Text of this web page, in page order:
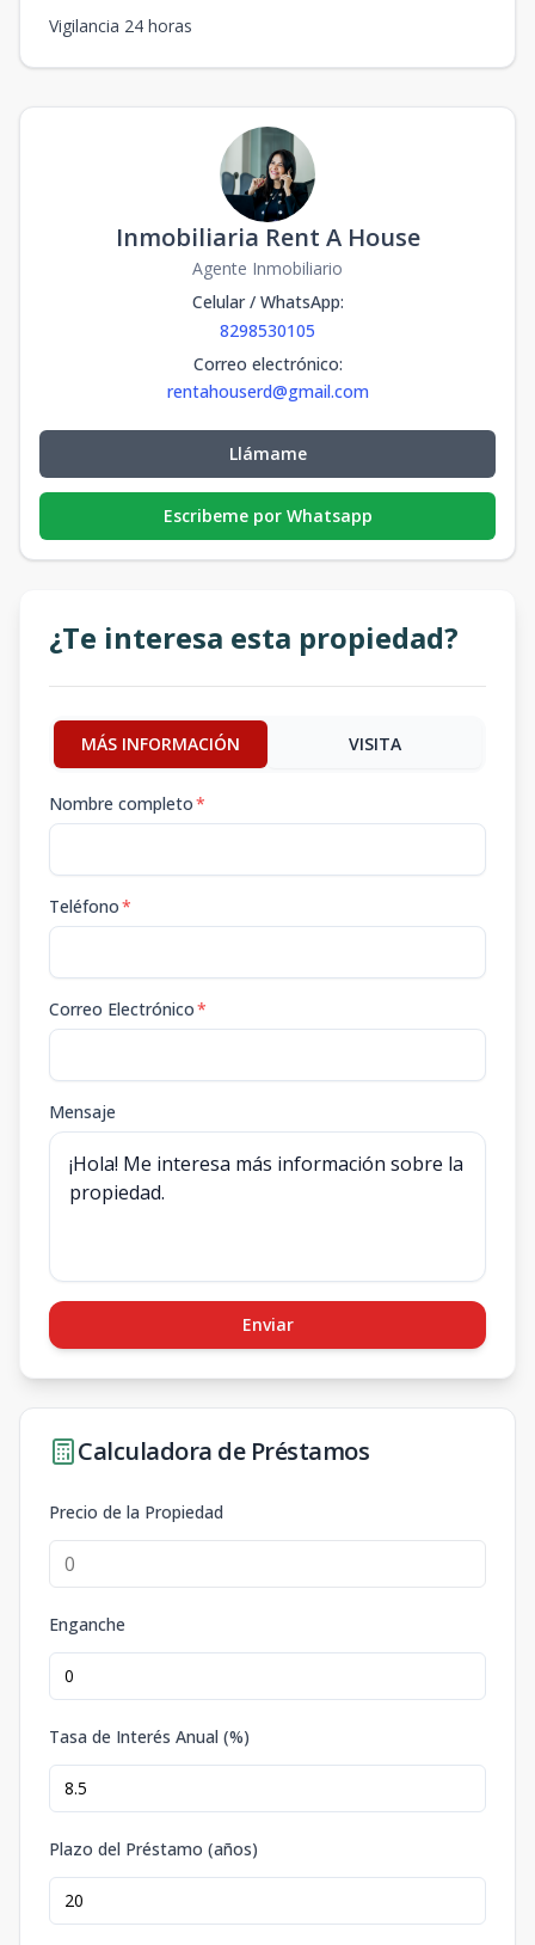
Vigilancia 24 horas
Inmobiliaria Rent A House
Agente Inmobiliario
Celular / WhatsApp:
8298530105
Correo electrónico:
rentahouserd@gmail.com
Llámame
Escribeme por Whatsapp
¿Te interesa esta propiedad?
MÁS INFORMACIÓN VISITA
Nombre completo*
Teléfono*
Correo Electrónico*
Mensaje
Enviar
Calculadora de Préstamos
Precio de la Propiedad
Enganche
Tasa de Interés Anual (%)
Plazo del Préstamo (años)